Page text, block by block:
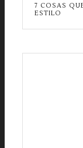
7 COSAS
ESTILO